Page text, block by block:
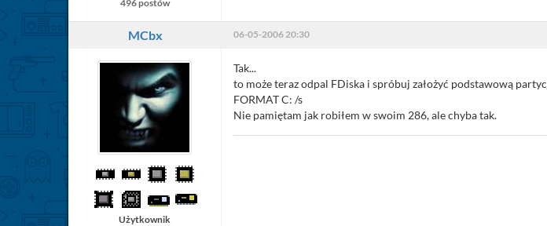
496 postów
MCbx 06-05-2006 20:30
Użytkownik
Tak...
to może teraz odpal FDiska i spróbuj założyć podstawową
FORMAT C: /s
Nie pamiętam jak robiłem w swoim 286, ale chyba tak.